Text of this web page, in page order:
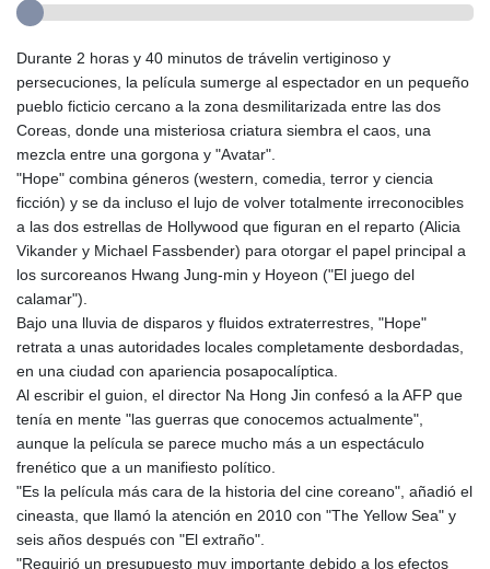
Durante 2 horas y 40 minutos de trávelin vertiginoso y
persecuciones, la película sumerge al espectador en un pequeño
pueblo ficticio cercano a la zona desmilitarizada entre las dos
Coreas, donde una misteriosa criatura siembra el caos, una
mezcla entre una gorgona y "Avatar".
"Hope" combina géneros (western, comedia, terror y ciencia
ficción) y se da incluso el lujo de volver totalmente irreconocibles
a las dos estrellas de Hollywood que figuran en el reparto (Alicia
Vikander y Michael Fassbender) para otorgar el papel principal a
los surcoreanos Hwang Jung-min y Hoyeon ("El juego del
calamar").
Bajo una lluvia de disparos y fluidos extraterrestres, "Hope"
retrata a unas autoridades locales completamente desbordadas,
en una ciudad con apariencia posapocalíptica.
Al escribir el guion, el director Na Hong Jin confesó a la AFP que
tenía en mente "las guerras que conocemos actualmente",
aunque la película se parece mucho más a un espectáculo
frenético que a un manifiesto político.
"Es la película más cara de la historia del cine coreano", añadió el
cineasta, que llamó la atención en 2010 con "The Yellow Sea" y
seis años después con "El extraño".
"Requirió un presupuesto muy importante debido a los efectos